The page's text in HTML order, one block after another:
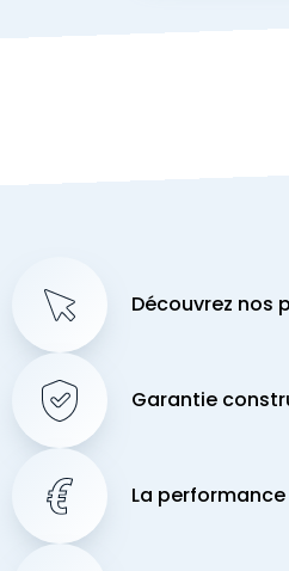
Découvrez nos
Garantie
La